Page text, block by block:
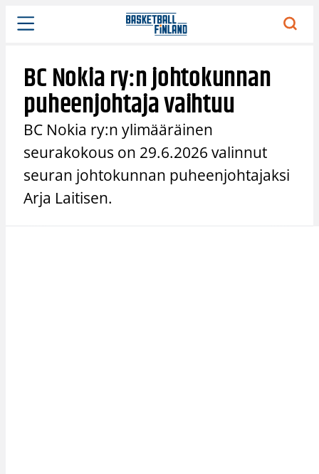
Siirry
sisältöön
BC Nokia ry:n johtokunnan
puheenjohtaja vaihtuu
BC Nokia ry:n ylimääräinen
seurakokous on 29.6.2026 valinnut
seuran johtokunnan puheenjohtajaksi
Arja Laitisen.